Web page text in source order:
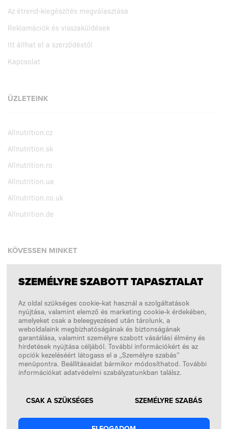
Az étrend-kiegészítés megválasztása
Reklamációk és visszaküldések
Itt állhat el a szerződéstől
Kapcsolat
ÜZLETEINK
Allnutrition.cz
Allnutrition.sk
Allnutrition.ro
Allnutrition.ua
Allnutrition.co.uk
Allnutrition.de
KÖVESSEN MINKET
Facebook
Instagram
Copyright © 2026SFD S. A.
A FIZETÉSEKET FELDOLGOZZA
SZEMÉLYRE SZABOTT TAPASZTALAT
Az oldal szükséges cookie-kat használ a szolgáltatások
nyújtása, valamint elemző és marketing cookie-k érdekében,
amelyeket csak a beleegyezésed után tárolunk, a
weboldalaink megbízhatóságának és biztonságának
garantálása, valamint személyre szabott vásárlási élmény és
hirdetések nyújtása céljából. További információkért és az
opciók kezeléséért látogass el a „Személyre szabás”
menüpontra. Beállításaidat bármikor módosíthatod. További
információkat adatvédelmi szabályzatunkban találsz.
CSAK A SZÜKSÉGES SZEMÉLYRE SZABÁS